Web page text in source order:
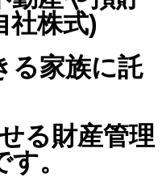
社株式)
る家族に託
る財産管理
。